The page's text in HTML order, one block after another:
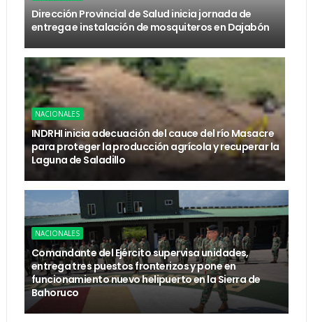
Dirección Provincial de Salud inicia jornada de
entrega e instalación de mosquiteros en Dajabón
NACIONALES
INDRHI inicia adecuación del cauce del río Masacre
para proteger la producción agrícola y recuperar la
Laguna de Saladillo
NACIONALES
Comandante del Ejército supervisa unidades,
entrega tres puestos fronterizos y pone en
funcionamiento nuevo helipuerto en la Sierra de
Bahoruco